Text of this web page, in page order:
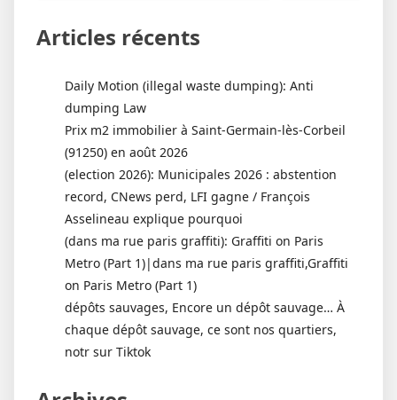
Articles récents
Daily Motion (illegal waste dumping): Anti
dumping Law
Prix m2 immobilier à Saint-Germain-lès-Corbeil
(91250) en août 2026
(election 2026): Municipales 2026 : abstention
record, CNews perd, LFI gagne / François
Asselineau explique pourquoi
(dans ma rue paris graffiti): Graffiti on Paris
Metro (Part 1)|dans ma rue paris graffiti,Graffiti
on Paris Metro (Part 1)
dépôts sauvages, Encore un dépôt sauvage… À
chaque dépôt sauvage, ce sont nos quartiers,
notr sur Tiktok